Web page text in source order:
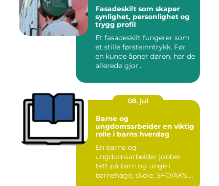
Fasadeskilt som skaper
synlighet, personlighet og
trygg profil
Et fasadeskilt fungerer som
et stille førsteinntrykk. Før
en kunde åpner døren, har de
allerede gjor...
08. jul
Barne og
ungdomsarbeider en viktig
rolle i barns hverdag
En barne og
ungdomsarbeider jobber
tett på barn og unge i
barnehage, skole, SFO/AKS,